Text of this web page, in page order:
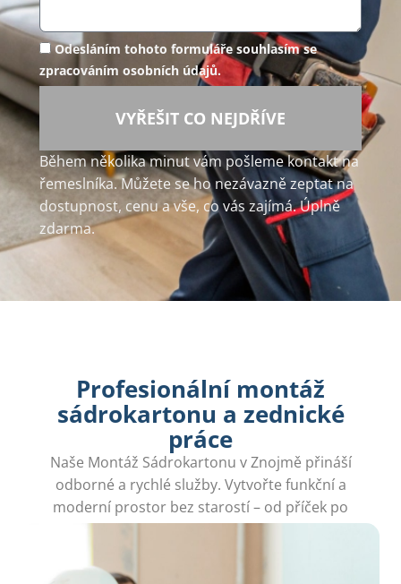
Odesláním tohoto formuláře souhlasím se
zpracováním osobních údajů.
VYŘEŠIT CO NEJDŘÍVE
Během několika minut vám pošleme kontakt na
řemeslníka. Můžete se ho nezávazně zeptat na
dostupnost, cenu a vše, co vás zajímá. Úplně
zdarma.
Profesionální montáž
sádrokartonu a zednické
práce
Naše Montáž Sádrokartonu v Znojmě přináší
odborné a rychlé služby. Vytvořte funkční a
moderní prostor bez starostí – od příček po
stropy, vše zvládneme.